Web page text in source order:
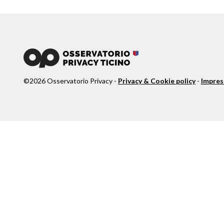
©2026Osservatorio Privacy - Privacy & Cookie policy-